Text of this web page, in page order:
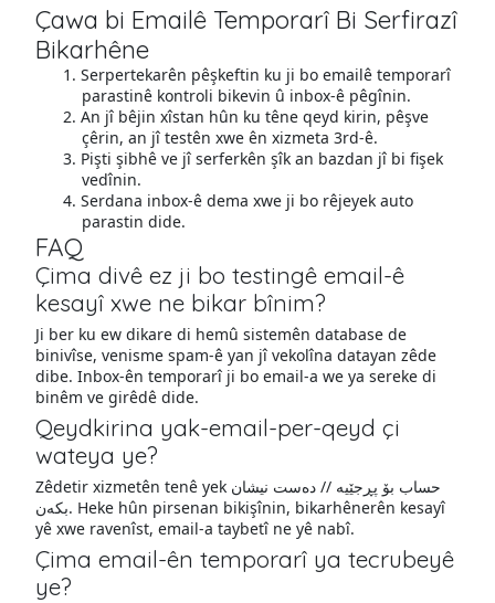
Çawa bi Emailê Temporarî Bi Serfirazî
Bikarhêne
Serpertekarên pêşkeftin ku ji bo emailê temporarî
parastinê kontroli bikevin û inbox-ê pêgînin.
An jî bêjin xîstan hûn ku têne qeyd kirin, pêşve
çêrin, an jî testên xwe ên xizmeta 3rd-ê.
Pişti şibhê ve jî serferkên şîk an bazdan jî bi fişek
vedînin.
Serdana inbox-ê dema xwe ji bo rêjeyek auto
parastin dide.
FAQ
Çima divê ez ji bo testingê email-ê
kesayî xwe ne bikar bînim?
Ji ber ku ew dikare di hemû sistemên database de
binivîse, venisme spam-ê yan jî vekolîna datayan zêde
dibe. Inbox-ên temporarî ji bo email-a we ya sereke di
binêm ve girêdê dide.
Qeydkirina yak-email-per-qeyd çi
wateya ye?
Zêdetir xizmetên tenê yek حساب بۆ پڕجێیە // دەست نیشان
بکەن. Heke hûn pirsenan bikişînin, bikarhênerên kesayî
yê xwe ravenîst, email-a taybetî ne yê nabî.
Çima email-ên temporarî ya tecrubeyê
ye?